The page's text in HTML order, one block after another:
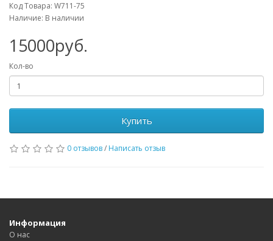
Код Товара: W711-75
Наличие: В наличии
15000руб.
Кол-во
Купить
0 отзывов/ Написать отзыв
Информация
О нас